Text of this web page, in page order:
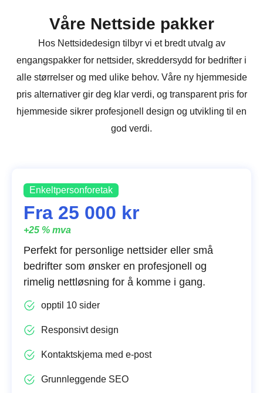
Våre Nettside pakker
Hos Nettsidedesign tilbyr vi et bredt utvalg av
engangspakker for nettsider, skreddersydd for bedrifter i
alle størrelser og med ulike behov. Våre ny hjemmeside
pris alternativer gir deg klar verdi, og transparent pris for
hjemmeside sikrer profesjonell design og utvikling til en
god verdi.
Enkeltpersonforetak
Fra 25 000 kr
+25 % mva
Perfekt for personlige nettsider eller små
bedrifter som ønsker en profesjonell og
rimelig nettløsning for å komme i gang.
opptil 10 sider
Responsivt design
Kontaktskjema med e-post
Grunnleggende SEO